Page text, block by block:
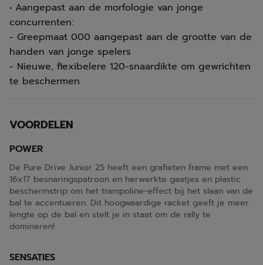
• Aangepast aan de morfologie van jonge
concurrenten:
- Greepmaat 000 aangepast aan de grootte van de
handen van jonge spelers
- Nieuwe, flexibelere 120-snaardikte om gewrichten
te beschermen
VOORDELEN
POWER
De Pure Drive Junior 25 heeft een grafieten frame met een
16x17 besnaringspatroon en herwerkte gaatjes en plastic
beschermstrip om het trampoline-effect bij het slaan van de
bal te accentueren. Dit hoogwaardige racket geeft je meer
lengte op de bal en stelt je in staat om de rally te
domineren!
SENSATIES